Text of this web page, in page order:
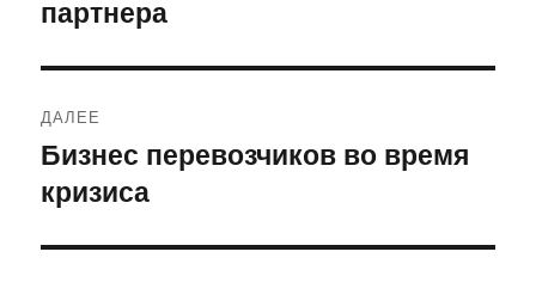
записям
запись:
партнера
ДАЛЕЕ
Следующая
запись:
Бизнес перевозчиков во время
кризиса